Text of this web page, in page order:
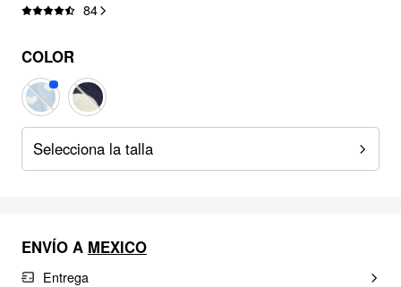
84
COLOR
Selecciona la talla
ENVÍO A MEXICO
Entrega